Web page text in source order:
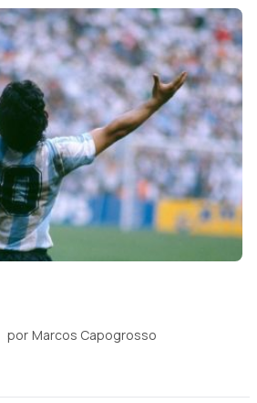
por Marcos Capogrosso